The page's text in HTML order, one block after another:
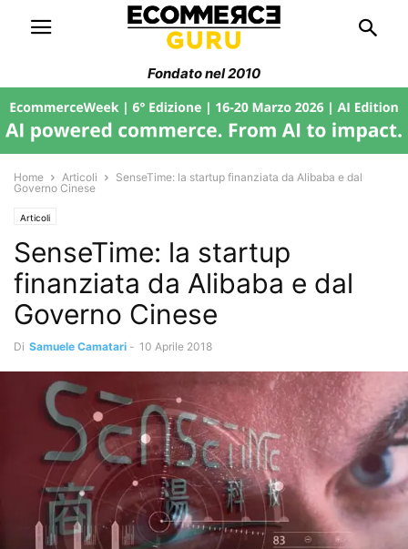
Fondato nel 2010
Home Articoli
SenseTime: la startup finanziata da Alibaba e dal
Governo Cinese
Articoli
SenseTime: la startup
finanziata da Alibaba e dal
Governo Cinese
Di Samuele Camatari - 10 Aprile 2018